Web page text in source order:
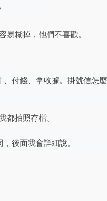
糊掉，他們不喜歡。
付錢、拿收據。掛號信怎麼
拍照存檔。
後面我會詳細說。